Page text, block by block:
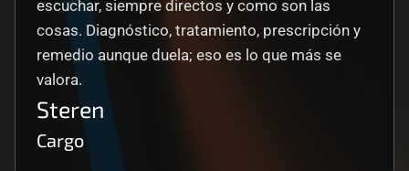
escuchar, siempre directos y como son las
cosas. Diagnóstico, tratamiento, prescripción y
remedio aunque duela; eso es lo que más se
valora.
Steren
Cargo